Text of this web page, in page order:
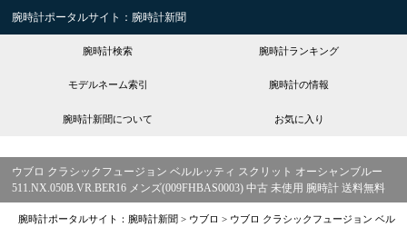
腕時計ポータルサイト：腕時計新聞
腕時計検索 腕時計ランキング
モデルネーム索引 腕時計の情報
腕時計新聞について お気に入り
ウブロ クラシックフュージョン ベルルッティ スクリット オーシャンブルー
511.NX.050B.VR.BER16 メンズ(009FHBAS0003) 中古 未使用 腕時計 送料無料
腕時計ポータルサイト：腕時計新聞 > ウブロ > ウブロ クラシックフュージョン ベル